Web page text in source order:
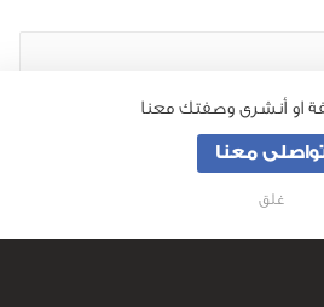
او أنشرى وصفتك معنا
معنا
غلق